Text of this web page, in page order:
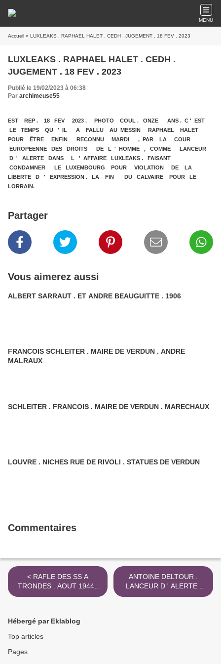
MENU
Accueil » LUXLEAKS . RAPHAEL HALET . CEDH . JUGEMENT . 18 FEV . 2023
LUXLEAKS . RAPHAEL HALET . CEDH .
JUGEMENT . 18 FEV . 2023
Publié le 19/02/2023 à 06:38
Par archimeuse55
EST REP . 18 FEV 2023 . PHOTO COUL . ONZE ANS . C ' EST
LE TEMPS QU ' IL A FALLU AU MESSIN RAPHAEL HALET
POUR ÊTRE ENFIN RECONNU MARDI , PAR LA COUR
EUROPEENNE DES DROITS DE L ' HOMME , COMME LANCEUR
D ' ALERTE DANS L ' AFFAIRE LUXLEAKS . FAISANT
CONDAMNER LE LUXEMBOURG POUR VIOLATION DE LA
LIBERTE D ' EXPRESSION . LA FIN DU CALVAIRE POUR LE
LORRAIN.
Partager
Vous aimerez aussi
ALBERT SARRAUT . ET ANDRE BEAUGUITTE . 1906
FRANCOIS SCHLEITER . MAIRE DE VERDUN . ANDRE
MALRAUX
SCHLEITER . FRANCOIS . MAIRE DE VERDUN . MARECHAUX
LOUVRE . NICHES RUE DE RIVOLI . STATUES DE VERDUN
Commentaires
< RAFLE DES SS A
TRONDES . AOUT 1944 .
CAMP DU STRUTHOF
ANTOINE DELTOUR .
LANCEUR D ' ALERTE .
EPINAL . 16 FEV . 2023 >
Hébergé par Eklablog
Top articles
Pages